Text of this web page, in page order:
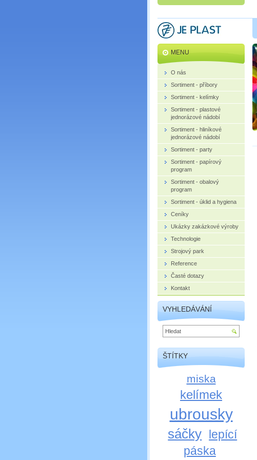
MENU
O nás
Sortiment - příbory
Sortiment - kelímky
Sortiment - plastové
jednorázové nádobí
Sortiment - hliníkové
jednorázové nádobí
Sortiment - party
Sortiment - papírový
program
Sortiment - obalový
program
Sortiment - úklid a hygiena
Ceníky
Ukázky zakázkové výroby
Technologie
Strojový park
Reference
Časté dotazy
Kontakt
VYHLEDÁVÁNÍ
ŠTÍTKY
miska
kelímek
ubrousky
sáčky lepící
páska